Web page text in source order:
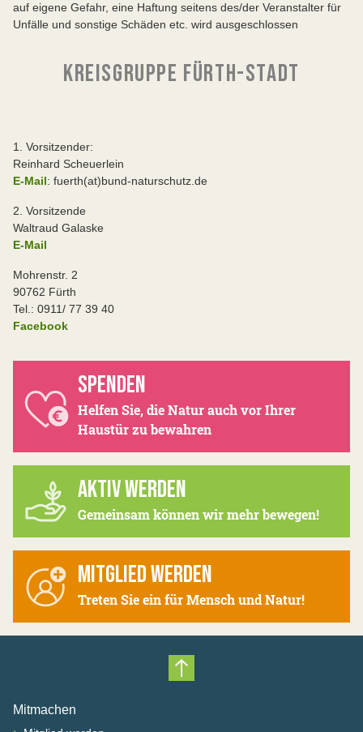
auf eigene Gefahr, eine Haftung seitens des/der Veranstalter für
Unfälle und sonstige Schäden etc. wird ausgeschlossen
KREISGRUPPE FÜRTH-STADT
1. Vorsitzender:
Reinhard Scheuerlein
E-Mail: fuerth(at)bund-naturschutz.de
2. Vorsitzende
Waltraud Galaske
E-Mail
Mohrenstr. 2
90762 Fürth
Tel.: 0911/ 77 39 40
Facebook
SPENDEN
Helfen Sie, die Natur auch vor Ihrer
Haustür zu bewahren
AKTIV WERDEN
Gemeinsam können wir mehr bewegen!
MITGLIED WERDEN
Treten Sie ein für Mensch und Natur!
Nach oben scrollen
Mitmachen